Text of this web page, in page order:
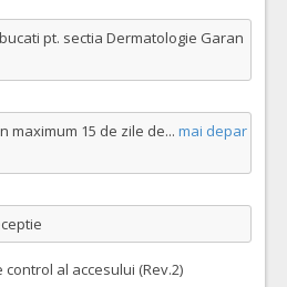
pt. sectia Dermatologie Garan
maximum 15 de zile de... mai depar
control al accesului (Rev.2)